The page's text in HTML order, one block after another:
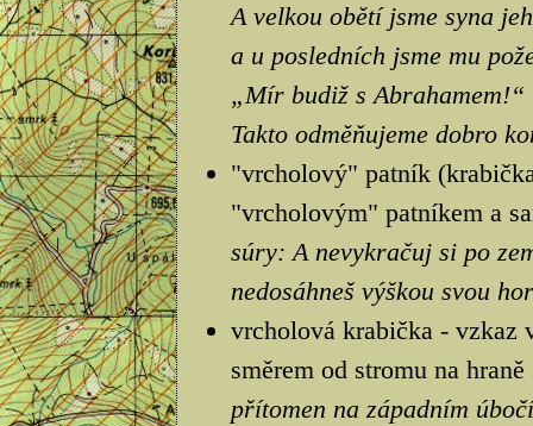
A velkou obětí jsme syna
a u posledních jsme mu
„Mír budiž s Abrahamem!“
Takto odměňujeme dobro
"vrcholový" patník
"vrcholovým" patníkem a
súry: A nevykračuj si po
nedosáhneš výškou svou
vrcholová krabička - vzkaz
směrem od stromu na
přítomen na západním